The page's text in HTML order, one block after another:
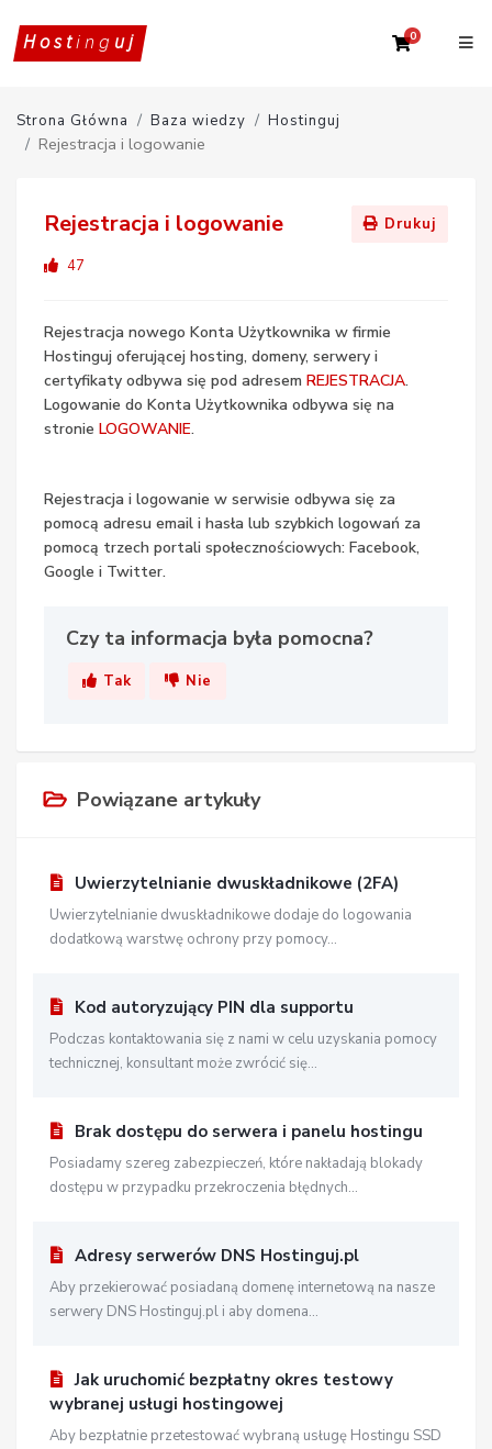
Hosting uj 0Twój
Strona Główna Baza wiedzy Hostinguj
Rejestracja i logowanie
Rejestracja i logowanie Drukuj
47
Rejestracja nowego Konta Użytkownika w firmie
Hostinguj oferującej hosting, domeny, serwery i
certyfikaty odbywa się pod adresem REJESTRACJA.
Logowanie do Konta Użytkownika odbywa się na
stronie LOGOWANIE.
Rejestracja i logowanie w serwisie odbywa się za
pomocą adresu email i hasła lub szybkich logowań za
pomocą trzech portali społecznościowych: Facebook,
Google i Twitter.
Czy ta informacja była pomocna?
Tak Nie
Powiązane artykuły
Uwierzytelnianie dwuskładnikowe (2FA)
Uwierzytelnianie dwuskładnikowe dodaje do logowania
dodatkową warstwę ochrony przy pomocy...
Kod autoryzujący PIN dla supportu
Podczas kontaktowania się z nami w celu uzyskania pomocy
technicznej, konsultant może zwrócić się...
Brak dostępu do serwera i panelu hostingu
Posiadamy szereg zabezpieczeń, które nakładają blokady
dostępu w przypadku przekroczenia błędnych...
Adresy serwerów DNS Hostinguj.pl
Aby przekierować posiadaną domenę internetową na nasze
serwery DNS Hostinguj.pl i aby domena...
Jak uruchomić bezpłatny okres testowy
wybranej usługi hostingowej
Aby bezpłatnie przetestować wybraną usługę Hostingu SSD